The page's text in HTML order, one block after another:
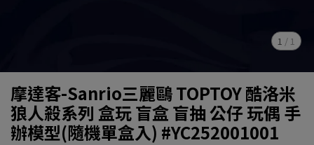
1 / 1
摩達客-Sanrio三麗鷗 TOPTOY 酷洛米
狼人殺系列 盒玩 盲盒 盲抽 公仔 玩偶 手
辦模型(隨機單盒入) #YC252001001